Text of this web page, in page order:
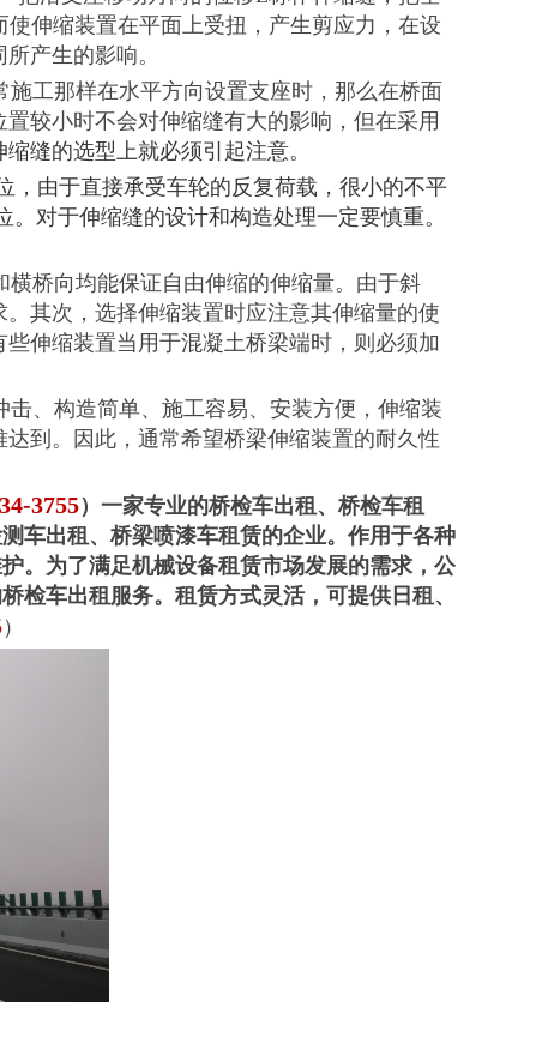
伸缩装置在平面上受扭，产生剪应力，在设
产生的影响。
工那样在水平方向设置支座时，那么在桥面
较小时不会对伸缩缝有大的影响，但在采用
缩缝的选型上就必须引起注意。
，由于直接承受车轮的反复荷载，很小的不平
对于伸缩缝的设计和构造处理一定要慎重。
桥向均能保证自由伸缩的伸缩量。由于斜
其次，选择伸缩装置时应注意其伸缩量的使
伸缩装置当用于混凝土桥梁端时，则必须加
、构造简单、施工容易、安装方便，伸缩装
到。因此，通常希望桥梁伸缩装置的耐久性
3755）一家专业的桥检车出租、桥检车租
车出租、桥梁喷漆车租赁的企业。作用于各种
。为了满足机械设备租赁市场发展的需求，公
检车出租服务。租赁方式灵活，可提供日租、
）